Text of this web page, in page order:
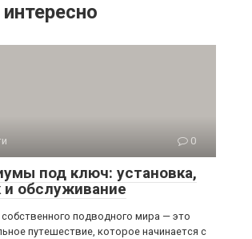
0
под ключ: установка,
и обслуживание
подводного мира — это
путешествие, которое начинается с